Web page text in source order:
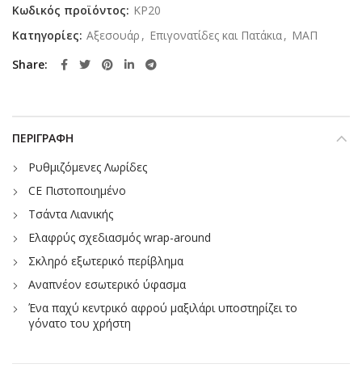
Κωδικός προϊόντος: KP20
Κατηγορίες: Αξεσουάρ , Επιγονατίδες και Πατάκια, ΜΑΠ
Share
ΠΕΡΙΓΡΑΦΉ
Ρυθμιζόμενες Λωρίδες
CE Πιστοποιημένο
Τσάντα Λιανικής
Ελαφρύς σχεδιασμός wrap-around
Σκληρό εξωτερικό περίβλημα
Αναπνέον εσωτερικό ύφασμα
Ένα παχύ κεντρικό αφρού μαξιλάρι υποστηρίζει το
γόνατο του χρήστη